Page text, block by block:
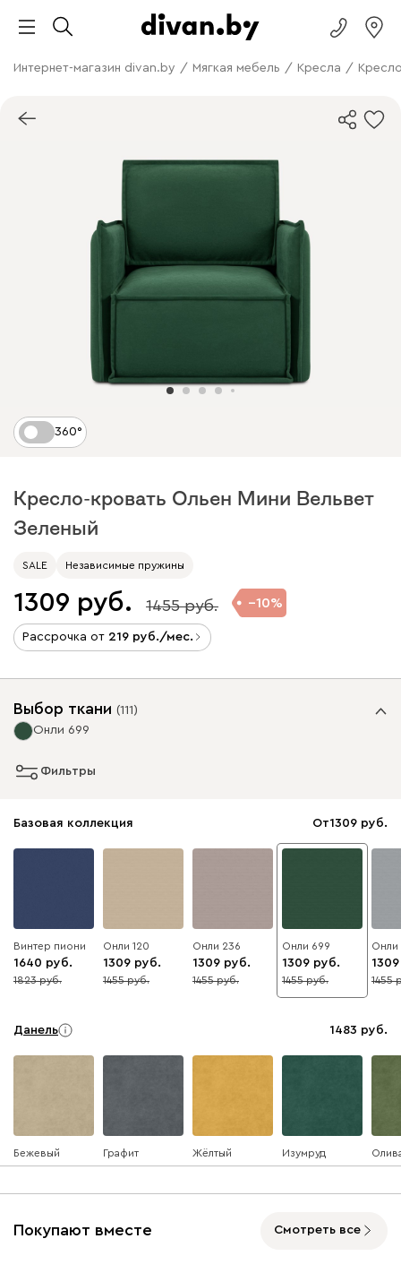
Интернет-магазин divan.by / Мягкая мебель / Кресла /
360°
Кресло-кровать Ольен Мини Вельвет
Зеленый
SALE Независимые пружины
1309 1455 10
Рассрочка от 219 /мес.
Выбор ткани (111)
Онли 699
Фильтры
Базовая коллекция От1309
Винтер пиони
1640
10
1823
Онли 120
1309
10
1455
Онли 236
1309
10
1455
Онли 699
1309
10
1455
Онли
1309
10
1455
Данель 1483
Бежевый Графит Жёлтый Изумруд
Покупают вместе Смотреть все